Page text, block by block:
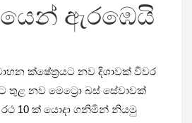
ඇරඹෙයි
ක්ෂේත්‍රයට නව දිශාවක් විවර
තුළ නව මෙට්‍රො බස් සේවාවක්
10 ක් යොදා ගනිමින් නියමු